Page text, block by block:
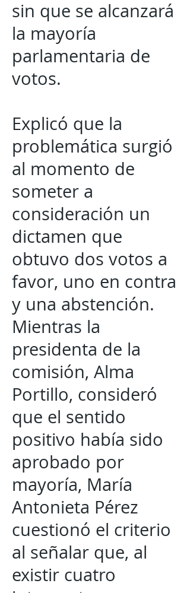
sin que se alcanzará
la mayoría
parlamentaria de
votos.
Explicó que la
problemática surgió
al momento de
someter a
consideración un
dictamen que
obtuvo dos votos a
favor, uno en contra
y una abstención.
Mientras la
presidenta de la
comisión, Alma
Portillo, consideró
que el sentido
positivo había sido
aprobado por
mayoría, María
Antonieta Pérez
cuestionó el criterio
al señalar que, al
existir cuatro